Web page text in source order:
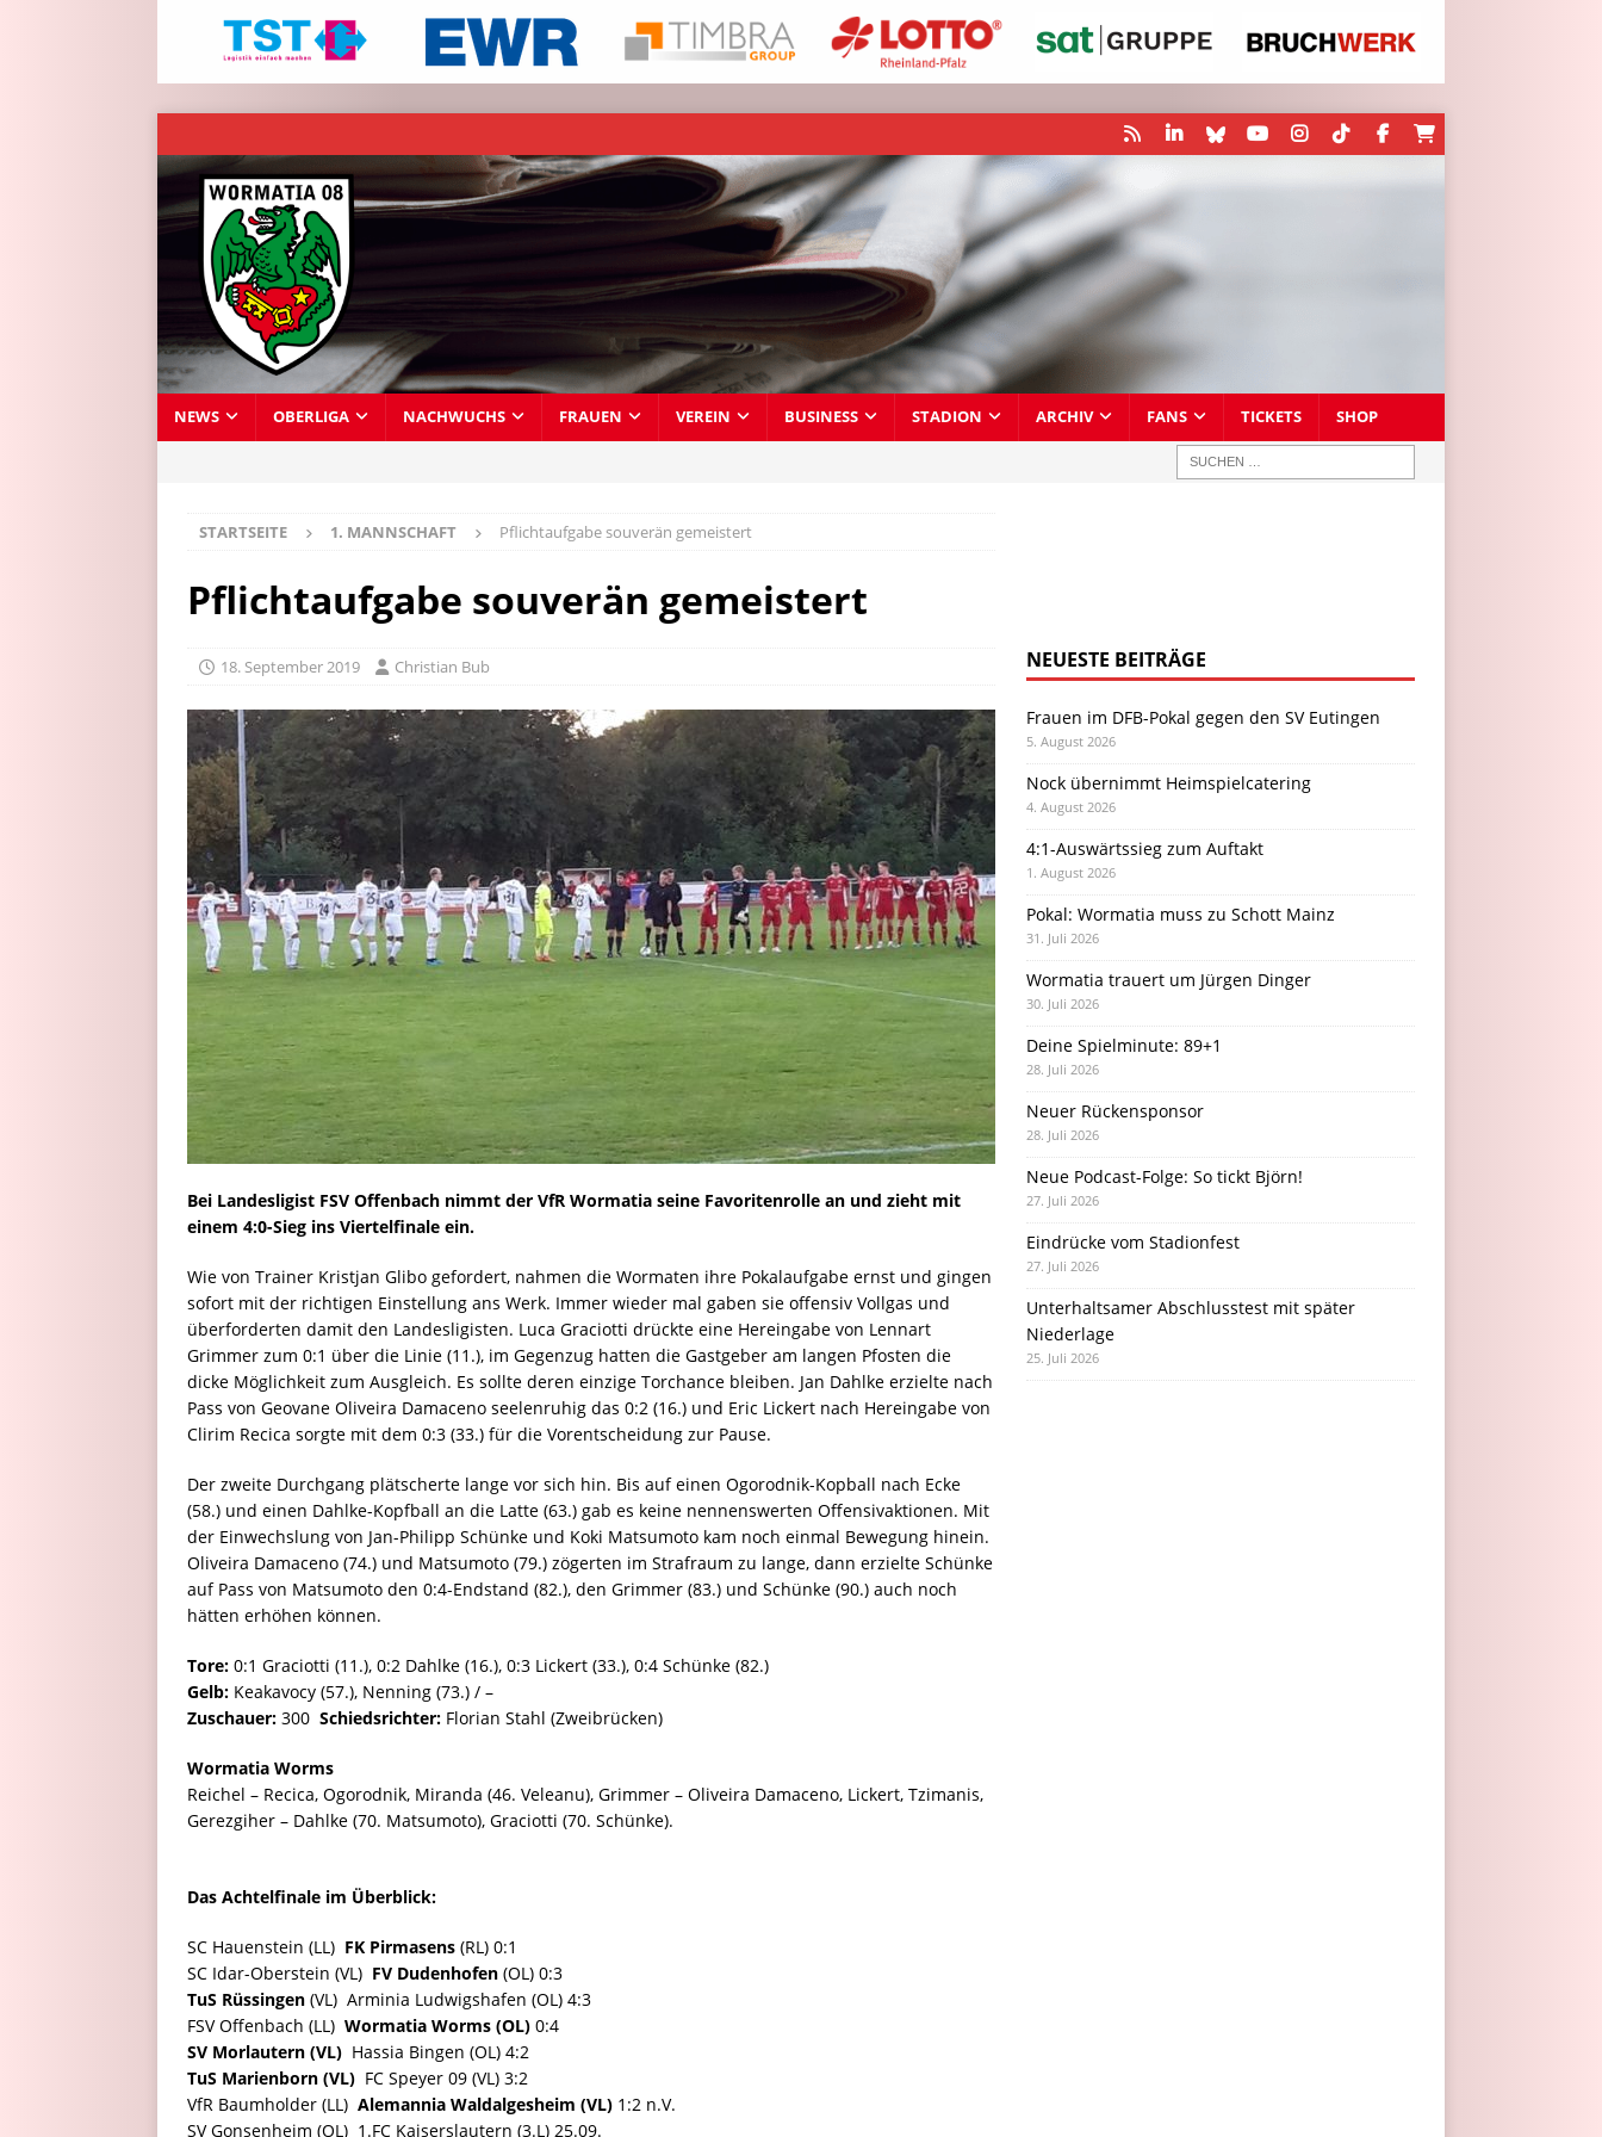
NEWS OBERLIGA NACHWUCHS FRAUEN VEREIN BUSINESS STADION ARCHIV FANS TICKETS SHOP
STARTSEITE 1. MANNSCHAFT Pflichtaufgabe souverän gemeistert
Pflichtaufgabe souverän gemeistert
18. September 2019 Christian Bub
Bei Landesligist FSV Offenbach nimmt der VfR Wormatia seine Favoritenrolle an und zieht mit
einem 4:0-Sieg ins Viertelfinale ein.
Wie von Trainer Kristjan Glibo gefordert, nahmen die Wormaten ihre Pokalaufgabe ernst und gingen
sofort mit der richtigen Einstellung ans Werk. Immer wieder mal gaben sie offensiv Vollgas und
überforderten damit den Landesligisten. Luca Graciotti drückte eine Hereingabe von Lennart
Grimmer zum 0:1 über die Linie (11.), im Gegenzug hatten die Gastgeber am langen Pfosten die
dicke Möglichkeit zum Ausgleich. Es sollte deren einzige Torchance bleiben. Jan Dahlke erzielte nach
Pass von Geovane Oliveira Damaceno seelenruhig das 0:2 (16.) und Eric Lickert nach Hereingabe von
Clirim Recica sorgte mit dem 0:3 (33.) für die Vorentscheidung zur Pause.
Der zweite Durchgang plätscherte lange vor sich hin. Bis auf einen Ogorodnik-Kopball nach Ecke
(58.) und einen Dahlke-Kopfball an die Latte (63.) gab es keine nennenswerten Offensivaktionen. Mit
der Einwechslung von Jan-Philipp Schünke und Koki Matsumoto kam noch einmal Bewegung hinein.
Oliveira Damaceno (74.) und Matsumoto (79.) zögerten im Strafraum zu lange, dann erzielte Schünke
auf Pass von Matsumoto den 0:4-Endstand (82.), den Grimmer (83.) und Schünke (90.) auch noch
hätten erhöhen können.
Tore: 0:1 Graciotti (11.), 0:2 Dahlke (16.), 0:3 Lickert (33.), 0:4 Schünke (82.)
Gelb: Keakavocy (57.), Nenning (73.) / –
Zuschauer: 300 Schiedsrichter: Florian Stahl (Zweibrücken)
Wormatia Worms
Reichel – Recica, Ogorodnik, Miranda (46. Veleanu), Grimmer – Oliveira Damaceno, Lickert, Tzimanis,
Gerezgiher – Dahlke (70. Matsumoto), Graciotti (70. Schünke).
Das Achtelfinale im Überblick:
SC Hauenstein (LL)  FK Pirmasens (RL) 0:1
SC Idar-Oberstein (VL)  FV Dudenhofen (OL) 0:3
TuS Rüssingen (VL)  Arminia Ludwigshafen (OL) 4:3
FSV Offenbach (LL)  Wormatia Worms (OL) 0:4
SV Morlautern (VL)  Hassia Bingen (OL) 4:2
TuS Marienborn (VL)  FC Speyer 09 (VL) 3:2
VfR Baumholder (LL)  Alemannia Waldalgesheim (VL) 1:2 n.V.
SV Gonsenheim (OL)  1.FC Kaiserslautern (3.L) 25.09.
NEUESTE BEITRÄGE
Frauen im DFB-Pokal gegen den SV Eutingen
5. August 2026
Nock übernimmt Heimspielcatering
4. August 2026
4:1-Auswärtssieg zum Auftakt
1. August 2026
Pokal: Wormatia muss zu Schott Mainz
31. Juli 2026
Wormatia trauert um Jürgen Dinger
30. Juli 2026
Deine Spielminute: 89+1
28. Juli 2026
Neuer Rückensponsor
28. Juli 2026
Neue Podcast-Folge: So tickt Björn!
27. Juli 2026
Eindrücke vom Stadionfest
27. Juli 2026
Unterhaltsamer Abschlusstest mit später
Niederlage
25. Juli 2026